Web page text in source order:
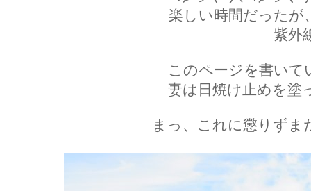
楽しい時間だったが
紫外
このページを書いて
妻は日焼け止めを塗
まっ、これに懲りずま